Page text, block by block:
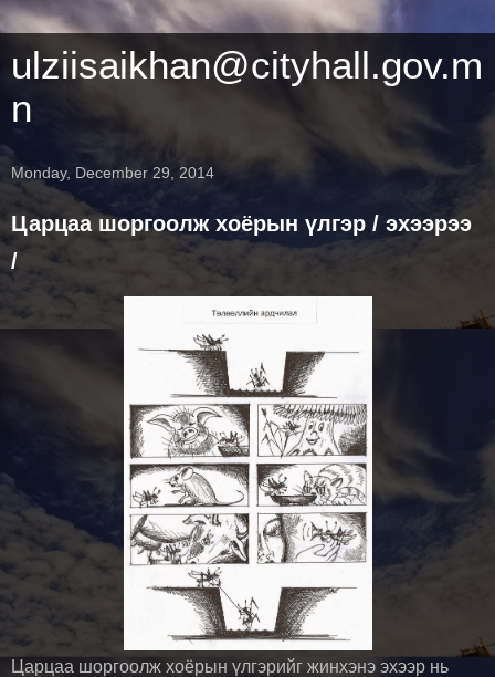
ulziisaikhan@cityhall.gov.m
n
Monday, December 29, 2014
Царцаа шоргоолж хоёрын үлгэр / эхээрээ
/
Царцаа шоргоолж хоёрын үлгэрийг жинхэнэ эхээр нь